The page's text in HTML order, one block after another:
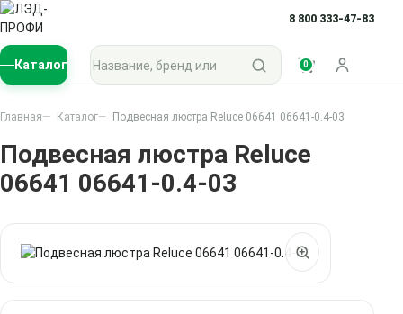
8 800 333-47-83
Каталог
Поиск по каталогу
0
Войти
Главная Каталог Подвесная люстра Reluce 06641 06641-0.4-03
Подвесная люстра Reluce
06641 06641-0.4-03